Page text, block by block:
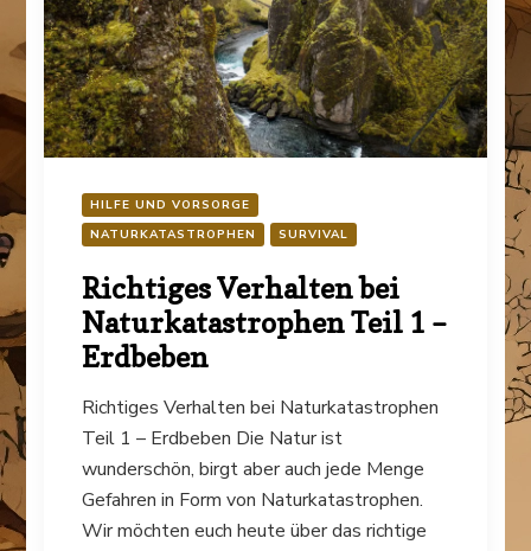
HILFE UND VORSORGE
NATURKATASTROPHEN
SURVIVAL
Richtiges Verhalten bei
Naturkatastrophen Teil 1 –
Erdbeben
Richtiges Verhalten bei Naturkatastrophen
Teil 1 – Erdbeben Die Natur ist
wunderschön, birgt aber auch jede Menge
Gefahren in Form von Naturkatastrophen.
Wir möchten euch heute über das richtige